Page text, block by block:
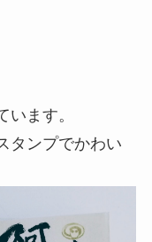
ます。
タンプでかわい